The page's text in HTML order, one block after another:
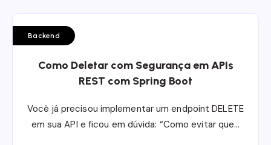
Backend
Como Deletar com Segurança em APIs
REST com Spring Boot
Você já precisou implementar um endpoint DELETE
em sua API e ficou em dúvida: “Como evitar que…